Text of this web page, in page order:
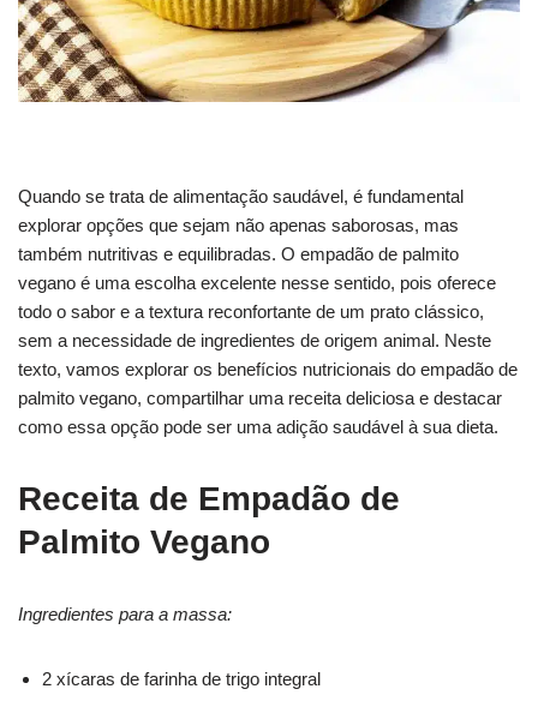
Quando se trata de alimentação saudável, é fundamental
explorar opções que sejam não apenas saborosas, mas
também nutritivas e equilibradas. O empadão de palmito
vegano é uma escolha excelente nesse sentido, pois oferece
todo o sabor e a textura reconfortante de um prato clássico,
sem a necessidade de ingredientes de origem animal. Neste
texto, vamos explorar os benefícios nutricionais do empadão de
palmito vegano, compartilhar uma receita deliciosa e destacar
como essa opção pode ser uma adição saudável à sua dieta.
Receita de Empadão de
Palmito Vegano
Ingredientes para a massa:
2 xícaras de farinha de trigo integral